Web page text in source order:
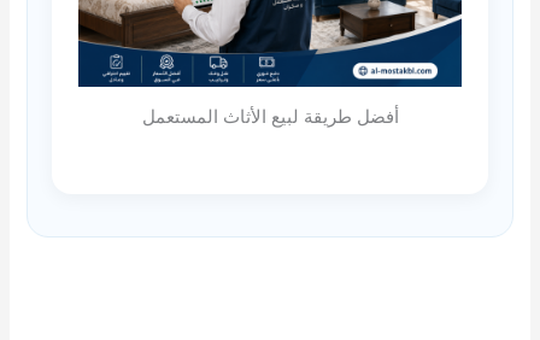
أفضل طريقة لبيع الأثاث المستعمل